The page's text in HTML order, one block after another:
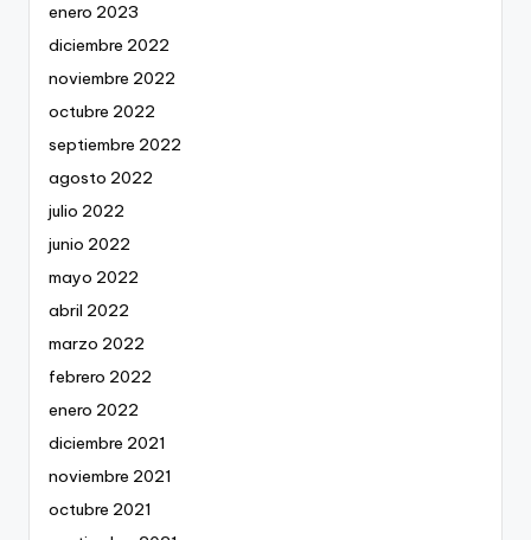
enero 2023
diciembre 2022
noviembre 2022
octubre 2022
septiembre 2022
agosto 2022
julio 2022
junio 2022
mayo 2022
abril 2022
marzo 2022
febrero 2022
enero 2022
diciembre 2021
noviembre 2021
octubre 2021